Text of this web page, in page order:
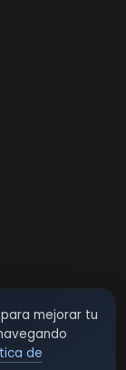
mejorar tu
de